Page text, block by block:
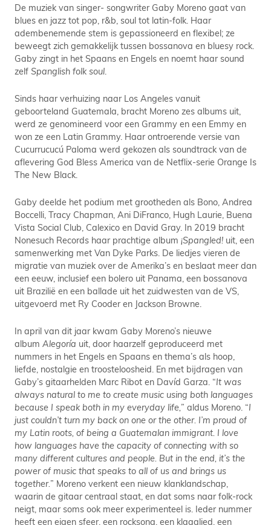
De muziek van singer- songwriter Gaby Moreno gaat van
blues en jazz tot pop, r&b, soul tot latin-folk. Haar
adembenemende stem is gepassioneerd en flexibel; ze
beweegt zich gemakkelijk tussen bossanova en bluesy rock.
Gaby zingt in het Spaans en Engels en noemt haar sound
zelf Spanglish folk soul
Sinds haar verhuizing naar Los Angeles vanuit
geboorteland Guatemala, bracht Moreno zes albums uit,
werd ze genomineerd voor een Grammy en een Emmy en
won ze een Latin Grammy. Haar ontroerende versie van
Cucurrucucú Paloma werd gekozen als soundtrack van de
aflevering God Bless America van de Netflix-serie Orange Is
The New Black.
Gaby deelde het podium met grootheden als Bono, Andrea
Boccelli, Tracy Chapman, Ani DiFranco, Hugh Laurie, Buena
Vista Social Club, Calexico en David Gray. In 2019 bracht
Nonesuch Records haar prachtige album ¡Spangled! uit, een
samenwerking met Van Dyke Parks. De liedjes vieren de
migratie van muziek over de Amerika’s en beslaat meer dan
een eeuw, inclusief een bolero uit Panama, een bossanova
uit Brazilië en een ballade uit het zuidwesten van de VS,
uitgevoerd met Ry Cooder en Jackson Browne.
In april van dit jaar kwam Gaby Moreno’s nieuwe
album Alegoría uit, door haarzelf geproduceerd met
nummers in het Engels en Spaans en thema’s als hoop,
liefde, nostalgie en troosteloosheid. En met bijdragen van
Gaby’s gitaarhelden Marc Ribot en Davíd Garza. “It was
always natural to me to create music using both languages
because I speak both in my everyday life, ” aldus Moreno. “I
just couldn’t turn my back on one or the other. I’m proud of
my Latin roots, of being a Guatemalan immigrant. I love
how languages have the capacity of connecting with so
many different cultures and people. But in the end, it’s the
power of music that speaks to all of us and brings us
together.” Moreno verkent een nieuw klanklandschap,
waarin de gitaar centraal staat, en dat soms naar folk-rock
neigt, maar soms ook meer experimenteel is. Ieder nummer
heeft een eigen sfeer, een rocksong, een klaaglied, een